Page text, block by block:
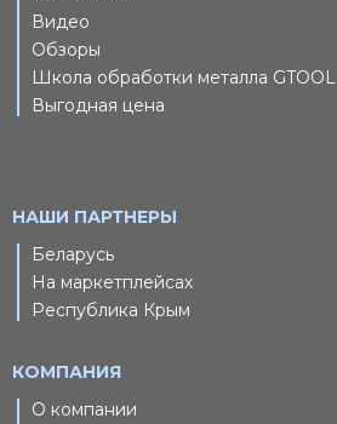
Видео
Обзоры
Школа обработки металла GTOOL
Выгодная цена
НАШИ ПАРТНЕРЫ
Беларусь
На маркетплейсах
Республика Крым
КОМПАНИЯ
О компании